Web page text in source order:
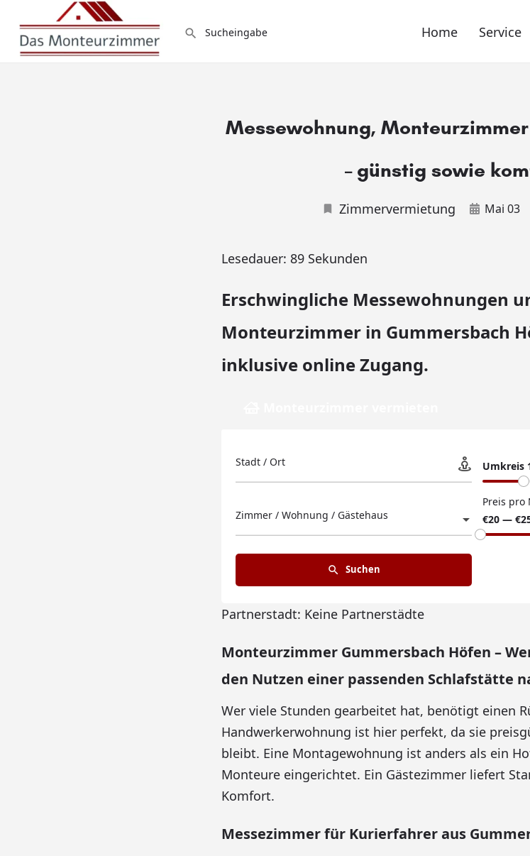
Home Service
Messewohnung,
– günstig sowie
Zimmervermietung Mai 03
Lesedauer: 89 Sekunden
Erschwingliche Messewohnungen
Monteurzimmer in Gummersbach
inklusive online Zugang.
Stadt / Ort Umkreis
Zimmer / Wohnung / Gästehaus
Preis pro
€20 —
Suchen
Partnerstadt: Keine Partnerstädte
Monteurzimmer Gummersbach Höfen –
den Nutzen einer passenden Schlafstätte
Wer viele Stunden gearbeitet hat, benötigt einen
Handwerkerwohnung ist hier perfekt, da sie
bleibt. Eine Montagewohnung ist anders als ein
Monteure eingerichtet. Ein Gästezimmer liefert
Komfort.
Messezimmer für Kurierfahrer aus